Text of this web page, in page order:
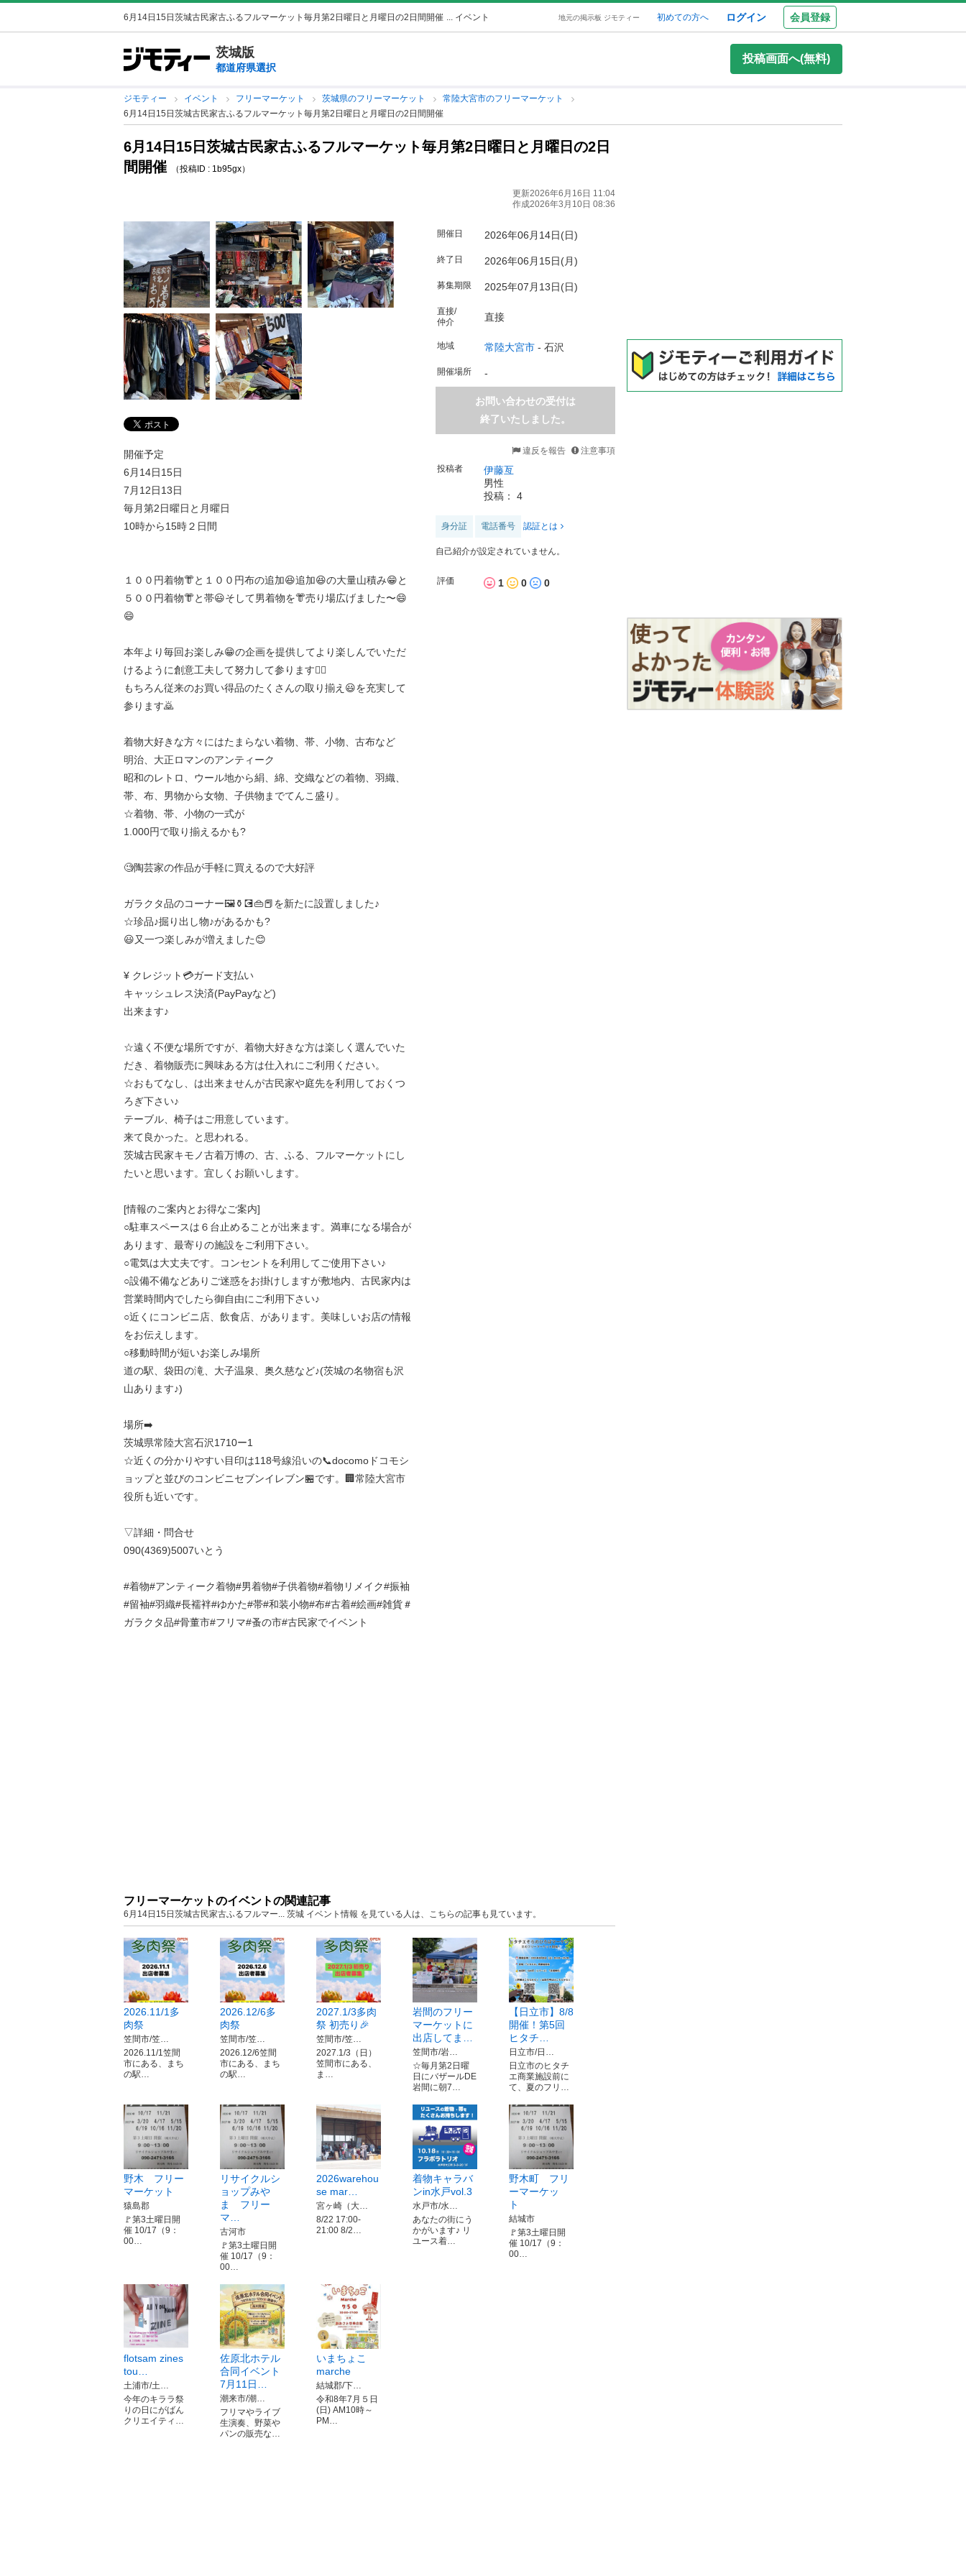
6月14日15日茨城古民家古ふるフルマーケット毎月第2日曜日と月曜日の2日間開催 ... イベント 地元の掲示板 ジモティー 初めての方へ ログイン 会員登録
茨城版
都道府県選択
投稿画面へ(無料)
ジモティー イベント フリーマーケット 茨城県のフリーマーケット
常陸大宮市のフリーマーケット
6月14日15日茨城古民家古ふるフルマーケット毎月第2日曜日と月曜日の2日間開催
6月14日15日茨城古民家古ふるフルマーケット毎月第2日曜日と月曜日の2日
間開催
（投稿ID : 1b95gx）
更新2026年6月16日 11:04
作成2026年3月10日 08:36
開催予定
6月14日15日
7月12日13日
毎月第2日曜日と月曜日
10時から15時２日間
１００円着物👘と１００円布の追加😆追加😆の大量山積み😁と
５００円着物👘と帯😃そして男着物を👘売り場広げました〜😄
😄
本年より毎回お楽しみ😁の企画を提供してより楽しんでいただ
けるように創意工夫して努力して参ります🙇‍♂️
もちろん従来のお買い得品のたくさんの取り揃え😃を充実して
参ります🙇
着物大好きな方々にはたまらない着物、帯、小物、古布など
明治、大正ロマンのアンティーク
昭和のレトロ、ウール地から絹、綿、交織などの着物、羽織、
帯、布、男物から女物、子供物までてんこ盛り。
☆着物、帯、小物の一式が
1.000円で取り揃えるかも?
🧐陶芸家の作品が手軽に買えるので大好評
ガラクタ品のコーナー🖼️⚱️💽👜📕を新たに設置しました♪
☆珍品♪掘り出し物♪があるかも?
😃又一つ楽しみが増えました😊
¥ クレジット💳ガード支払い
キャッシュレス決済(PayPayなど)
出来ます♪
☆遠く不便な場所ですが、着物大好きな方は楽しく選んでいた
だき、着物販売に興味ある方は仕入れにご利用ください。
☆おもてなし、は出来ませんが古民家や庭先を利用しておくつ
ろぎ下さい♪
テーブル、椅子はご用意しています。
来て良かった。と思われる。
茨城古民家キモノ古着万博の、古、ふる、フルマーケットにし
たいと思います。宜しくお願いします。
[情報のご案内とお得なご案内]
○駐車スペースは６台止めることが出来ます。満車になる場合が
あります、最寄りの施設をご利用下さい。
○電気は大丈夫です。コンセントを利用してご使用下さい♪
○設備不備などありご迷惑をお掛けしますが敷地内、古民家内は
営業時間内でしたら御自由にご利用下さい♪
○近くにコンビニ店、飲食店、があります。美味しいお店の情報
をお伝えします。
○移動時間が短いお楽しみ場所
道の駅、袋田の滝、大子温泉、奥久慈など♪(茨城の名物宿も沢
山あります♪)
場所➡️
茨城県常陸大宮石沢1710ー1
☆近くの分かりやすい目印は118号線沿いの📞docomoドコモシ
ョップと並びのコンビニセブンイレブン🏪です。🏢常陸大宮市
役所も近いです。
▽詳細・問合せ
090(4369)5007いとう
#着物#アンティーク着物#男着物#子供着物#着物リメイク#振袖
#留袖#羽織#長襦袢#ゆかた#帯#和装小物#布#古着#絵画#雑貨＃
ガラクタ品#骨董市#フリマ#蚤の市#古民家でイベント
開催日 2026年06月14日(日)
終了日 2026年06月15日(月)
募集期限 2025年07月13日(日)
直接/
仲介
直接
地域 常陸大宮市 - 石沢
開催場所 -
お問い合わせの受付は
終了いたしました。
違反を報告
注意事項
投稿者
伊藤亙
男性
投稿： 4
身分証 電話番号 認証とは
自己紹介が設定されていません。
評価 1 0 0
フリーマーケットのイベントの関連記事
6月14日15日茨城古民家古ふるフルマー... 茨城 イベント情報 を見ている人は、こちらの記事も見ています。
2026.11/1多
肉祭
笠間市/笠…
2026.11/1笠間
市にある、まち
の駅…
2026.12/6多
肉祭
笠間市/笠…
2026.12/6笠間
市にある、まち
の駅…
2027.1/3多肉
祭 初売り🎉
笠間市/笠…
2027.1/3（日）
笠間市にある、
ま…
岩間のフリー
マーケットに
出店してま…
笠間市/岩…
☆毎月第2日曜
日にバザールDE
岩間に朝7…
【日立市】8/8
開催！第5回
ヒタチ…
日立市/日…
日立市のヒタチ
エ商業施設前に
て、夏のフリ…
野木 フリー
マーケット
猿島郡
🚩第3土曜日開
催 10/17（9：
00…
リサイクルシ
ョップみや
ま フリー
マ…
古河市
🚩第3土曜日開
催 10/17（9：
00…
2026warehou
se mar…
宮ヶ崎（大…
8/22 17:00-
21:00 8/2…
着物キャラバ
ンin水戸vol.3
水戸市/水…
あなたの街にう
かがいます♪ リ
ユース着…
野木町 フリ
ーマーケッ
ト
結城市
🚩第3土曜日開
催 10/17（9：
00…
flotsam zines
tou…
土浦市/土…
今年のキララ祭
りの日にがばん
クリエイティ…
佐原北ホテル
合同イベント
7月11日…
潮来市/潮…
フリマやライブ
生演奏、野菜や
パンの販売な…
いまちょこ
marche
結城郡/下…
令和8年7月５日
(日) AM10時～
PM…